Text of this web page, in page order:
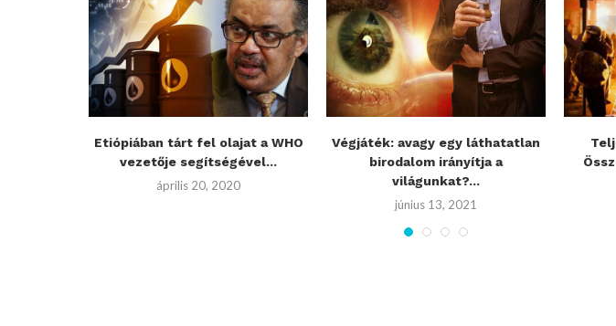
Etiópiában tárt fel olajat a WHO
vezetője segítségével...
április 20, 2020
Végjáték: avagy egy láthatatlan
birodalom irányítja a
világunkat?...
június 13, 2021